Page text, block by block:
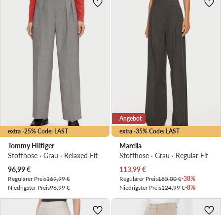
extra -25% Code: LAST
Tommy Hilfiger
Stoffhose · Grau · Relaxed Fit
Aktueller Preis
96,99€
Regulärer Preis169,99 €
Niedrigster Preis96,99 €
extra -35% Code: LAST
Angebot
Marella
Stoffhose · Grau · Regular Fit
Aktueller Preis
113,99€
Regulärer Preis185,00 €-38%
Niedrigster Preis124,99 €-8%